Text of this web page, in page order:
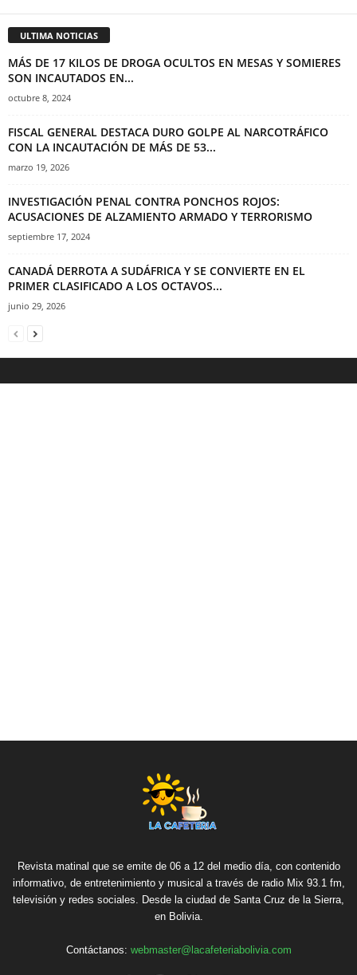
ULTIMA NOTICIAS
MÁS DE 17 KILOS DE DROGA OCULTOS EN MESAS Y SOMIERES
SON INCAUTADOS EN...
octubre 8, 2024
FISCAL GENERAL DESTACA DURO GOLPE AL NARCOTRÁFICO
CON LA INCAUTACIÓN DE MÁS DE 53...
marzo 19, 2026
INVESTIGACIÓN PENAL CONTRA PONCHOS ROJOS:
ACUSACIONES DE ALZAMIENTO ARMADO Y TERRORISMO
septiembre 17, 2024
CANADÁ DERROTA A SUDÁFRICA Y SE CONVIERTE EN EL
PRIMER CLASIFICADO A LOS OCTAVOS...
junio 29, 2026
Revista matinal que se emite de 06 a 12 del medio día, con contenido
informativo, de entretenimiento y musical a través de radio Mix 93.1 fm,
televisión y redes sociales. Desde la ciudad de Santa Cruz de la Sierra,
en Bolivia.
Contáctanos: webmaster@lacafeteriabolivia.com